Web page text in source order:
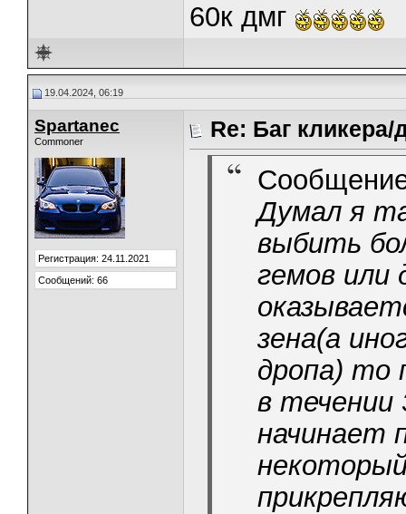
60к дмг
19.04.2024, 06:19
Spartanec
Commoner
Регистрация: 24.11.2021
Сообщений: 66
Re: Баг кликера/
Думал я
выбить
гемов или
зена(а
дропа) то
в течении
начинает